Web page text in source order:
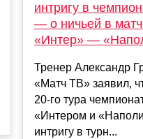
интригу в
— о ничьей в
«Интер» —
Тренер Александр
«Матч ТВ» заявил,
20‑го тура
«Интером и
интригу в турн...